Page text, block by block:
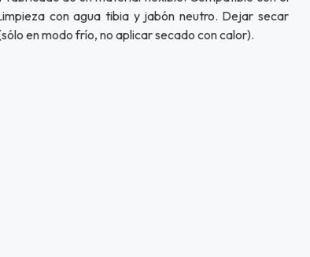
con agua tibia y jabón neutro. Dejar secar
en modo frío, no aplicar secado con calor).